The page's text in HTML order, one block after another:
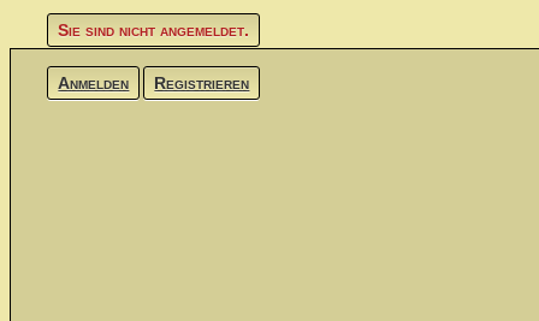
Sie sind nicht angemeldet.
Anmelden Registrieren